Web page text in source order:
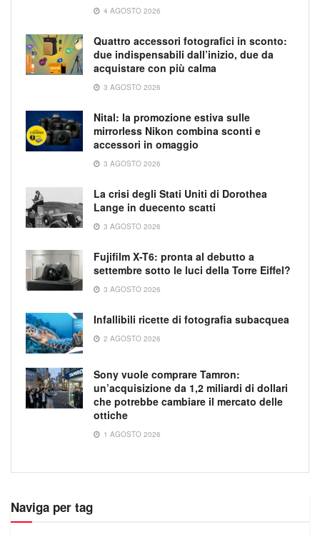
4 AGOSTO 2026
Quattro accessori fotografici in sconto:
due indispensabili dall’inizio, due da
acquistare con più calma
3 AGOSTO 2026
Nital: la promozione estiva sulle
mirrorless Nikon combina sconti e
accessori in omaggio
3 AGOSTO 2026
La crisi degli Stati Uniti di Dorothea
Lange in duecento scatti
3 AGOSTO 2026
Fujifilm X-T6: pronta al debutto a
settembre sotto le luci della Torre Eiffel?
3 AGOSTO 2026
Infallibili ricette di fotografia subacquea
2 AGOSTO 2026
Sony vuole comprare Tamron:
un’acquisizione da 1,2 miliardi di dollari
che potrebbe cambiare il mercato delle
ottiche
1 AGOSTO 2026
Naviga per tag